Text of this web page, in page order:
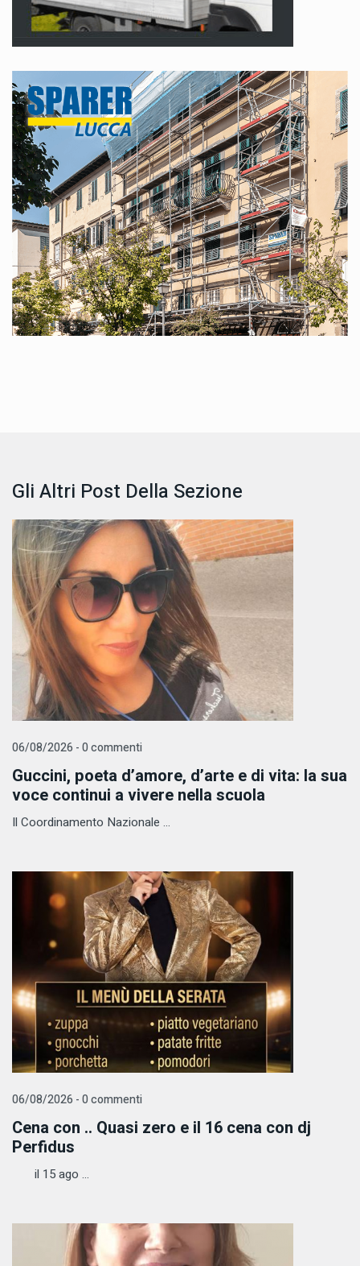
Gli Altri Post Della Sezione
06/08/2026 - 0 commenti
Guccini, poeta d’amore, d’arte e di vita: la sua
voce continui a vivere nella scuola
Il Coordinamento Nazionale ...
06/08/2026 - 0 commenti
Cena con .. Quasi zero e il 16 cena con dj
Perfidus
il 15 ago ...